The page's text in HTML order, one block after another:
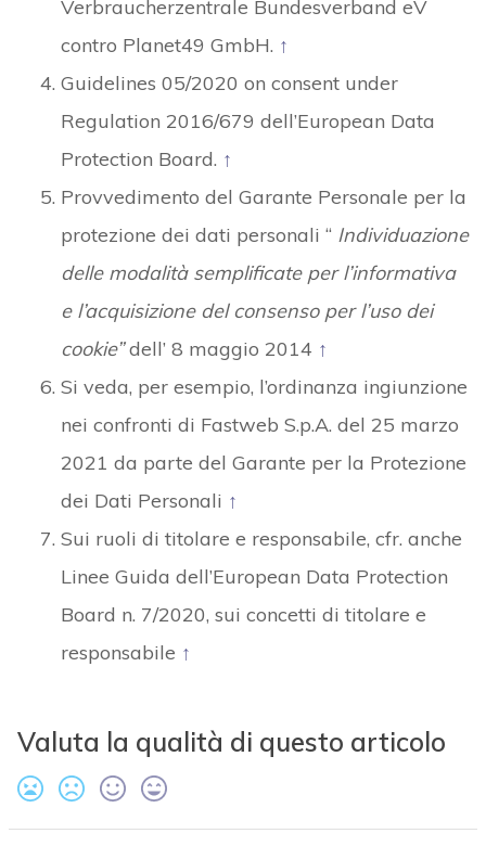
Verbraucherzentrale Bundesverband eV
contro Planet49 GmbH. ↑
Guidelines 05/2020 on consent under
Regulation 2016/679 dell’European Data
Protection Board. ↑
Provvedimento del Garante Personale per la
protezione dei dati personali “ Individuazione
delle modalità semplificate per l’informativa
e l’acquisizione del consenso per l’uso dei
cookie”dell’ 8 maggio 2014 ↑
Si veda, per esempio, l’ordinanza ingiunzione
nei confronti di Fastweb S.p.A. del 25 marzo
2021 da parte del Garante per la Protezione
dei Dati Personali ↑
Sui ruoli di titolare e responsabile, cfr. anche
Linee Guida dell’European Data Protection
Board n. 7/2020, sui concetti di titolare e
responsabile ↑
Valuta la qualità di questo articolo